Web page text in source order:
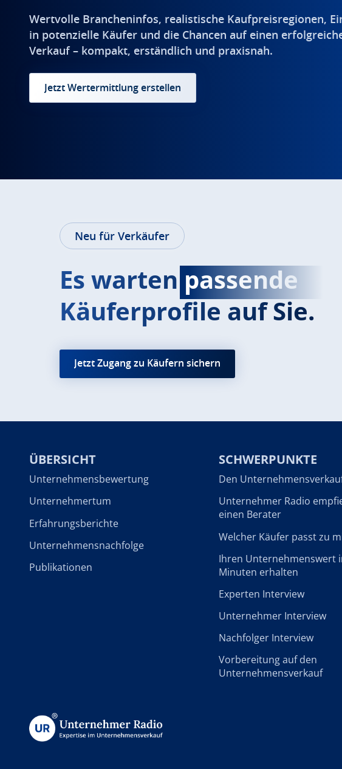
Wertvolle Brancheninfos, realistische Kaufpreisregionen,
in potenzielle Käufer und die Chancen auf einen
Verkauf – kompakt, erständlich und praxisnah.
Jetzt Wertermittlung erstellen
Neu für Verkäufer
Es warten passende
Käuferprofile auf Sie.
Jetzt Zugang zu Käufern sichern
ÜBERSICHT
Unternehmensbewertung
Unternehmertum
Erfahrungsberichte
Unternehmensnachfolge
Publikationen
SCHWERPUNKTE
Den
Unternehmer Radio
einen Berater
Welcher Käufer passt zu
Ihren Unternehmenswert
Minuten erhalten
Experten Interview
Unternehmer Interview
Nachfolger Interview
Vorbereitung auf den
Unternehmensverkauf